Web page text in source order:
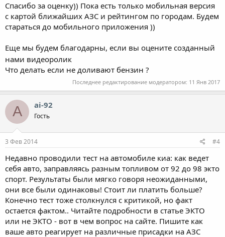
Спасибо за оценку)) Пока есть только мобильная версия
с картой ближайших АЗС и рейтингом по городам. Будем
стараться до мобильного приложения ))
Еще мы будем благодарны, если вы оцените созданный
нами видеоролик
Что делать если не доливают бензин ?
Последнее редактирование модератором: 11 Янв 2017
A ai-92
Гость
3 Фев 2014 #4
Недавно проводили тест на автомобиле киа: как ведет
себя авто, заправляясь разным топливом от 92 до 98 экто
спорт. Результаты были мягко говоря неожиданными,
они все были одинаковы! Стоит ли платить больше?
Конечно тест тоже столкнулся с критикой, но факт
остается фактом.. Читайте подробности в статье ЭКТО
или не ЭКТО - вот в чем вопрос на сайте. Пишите как
ваше авто реагирует на различные присадки на АЗС